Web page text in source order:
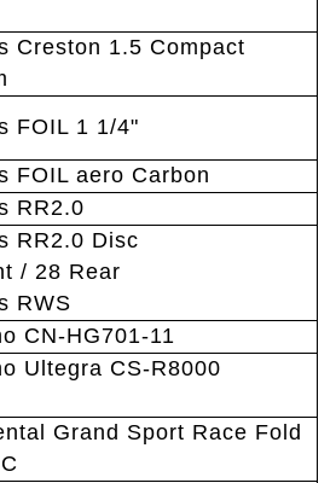
Creston 1.5 Compact
FOIL 1 1/4"
FOIL aero Carbon
RR2.0
RR2.0 Disc
/ 28 Rear
RWS
CN-HG701-11
Ultegra CS-R8000
Grand Sport Race Fold